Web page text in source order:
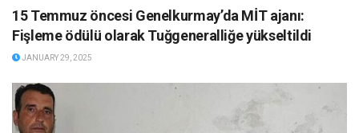
15 Temmuz öncesi Genelkurmay’da MİT ajanı:
Fişleme ödülü olarak Tuğgeneralliğe yükseltildi
JANUARY 29, 2025